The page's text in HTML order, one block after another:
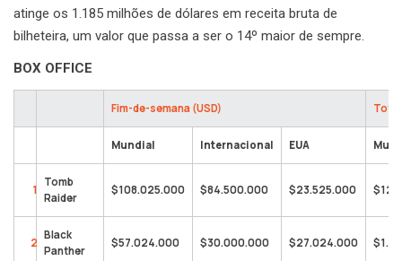
atinge os 1.185 milhões de dólares em receita bruta de
bilheteira, um valor que passa a ser o 14º maior de sempre.
BOX OFFICE
Fim-de-semana (USD) Total
Mundial Internacional EUA
1
Tomb
Raider
$108.025.000 $84.500.000 $23.525.000
2
Black
Panther
$57.024.000 $30.000.000 $27.024.000